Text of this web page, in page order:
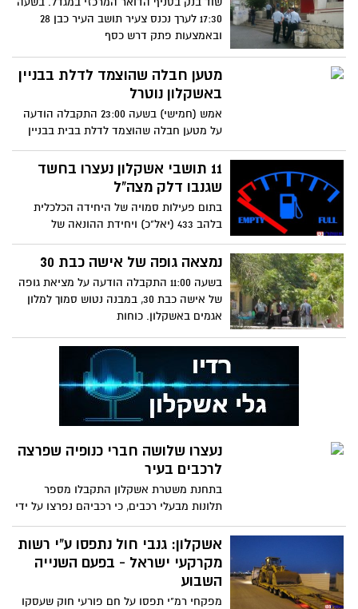
17:30 לערך נכנס צעיר תושב העיר כבן 28
ובאמצעות פתק דרש כסף
מטען חבלה שהוצמד לדלת בבניין
באשקלון נוטרל
אמש (חמישי) בשעה 23:00 התקבלה הודעה
על מטען חבלה שהוצמד לדלת בבית בבניין
משותף בשדרות ירושלים
11 תושבי אשקלון נעצרו בחשד
שגנבו דלק מצה"ל
בתום פעילות סמויה של היחידה הכלכלית
בלהב 433 (יאל"כ) ויחידת ההונאה של
המשטרה הצבאית, נחשפה היום
נמצאה גופה של אישה כבת 30
בשעה 11:00 התקבלה הודעה על מציאת גופה
של אישה כבת 30, במבנה נטוש סמוך למלון
אגמים באשקלון. כוחות
נעצרו שלושה חברי כנופיה שפרצה
לרכבים בעיר
בתחנת משטרת אשקלון התקבלו מספר
תלונות מבעלי רכבים, כי רכביהם נפרצו על ידי
אלמונים. המתלוננים, לא
אשקלון: גנבי חול נתפסו ע"י רשות
מקרקעי ישראל - בפעם השנייה
השבוע
מפקחי רמ"י תפסו על חם פורעי חוק שעסקו